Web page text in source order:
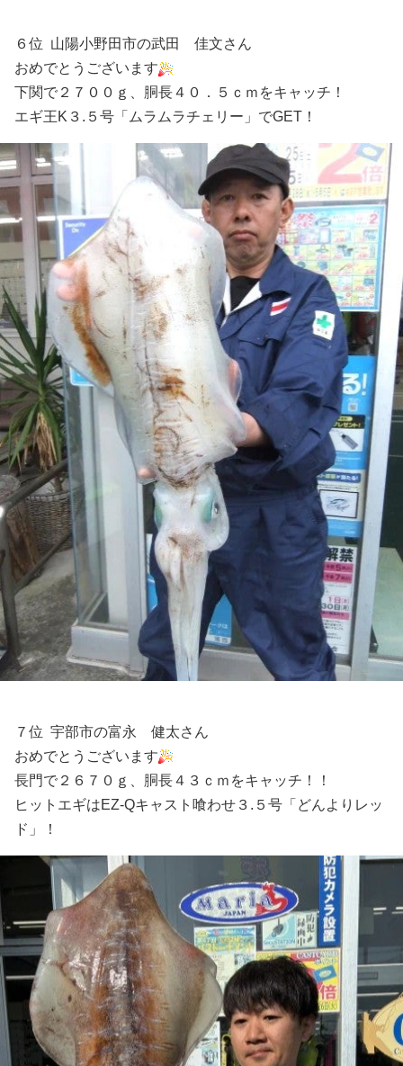
６位 山陽小野田市の武田 佳文さん
おめでとうございます
下関で２７００ｇ、胴長４０．５ｃｍをキャッチ！
エギ王K３.５号「ムラムラチェリー」でGET！
７位 宇部市の富永 健太さん
おめでとうございます
長門で２６７０ｇ、胴長４３ｃｍをキャッチ！！
ヒットエギはEZ-Qキャスト喰わせ３.５号「どんよりレッ
ド」！